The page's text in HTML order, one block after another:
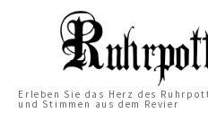
Erleben Sie das Herz des
und Stimmen aus dem Revier